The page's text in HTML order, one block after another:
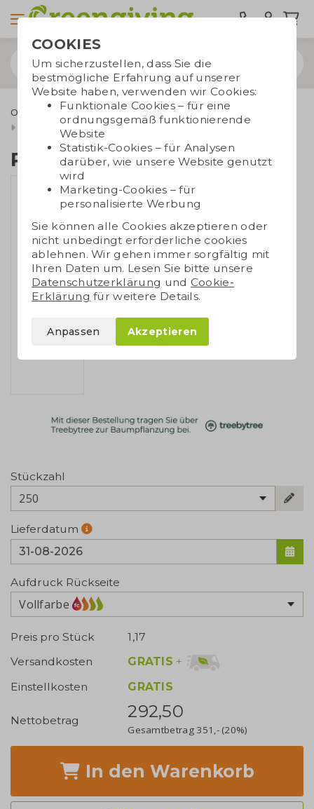
Outdoor & Freizeit
Park- und Visitenkarte
Park- und Visitenkarte
Stückzahl
250
Lieferdatum
Aufdruck Rückseite
Vollfarbe
Preis pro Stück
1,17
Versandkosten
GRATIS +
Einstellkosten
GRATIS
Nettobetrag 292,50
Gesamtbetrag 351,- (20%)
In den Warenkorb
COOKIES
Um sicherzustellen, dass Sie die
bestmögliche Erfahrung auf unserer
Website haben, verwenden wir Cookies:
Funktionale Cookies – für eine
ordnungsgemäß funktionierende
Website
Statistik-Cookies – für Analysen
darüber, wie unsere Website genutzt
wird
Marketing-Cookies – für
personalisierte Werbung
Sie können alle Cookies akzeptieren oder
nicht unbedingt erforderliche cookies
ablehnen. Wir gehen immer sorgfältig mit
Ihren Daten um. Lesen Sie bitte unsere
Datenschutzerklärung und Cookie-
Erklärung für weitere Details.
Anpassen Akzeptieren